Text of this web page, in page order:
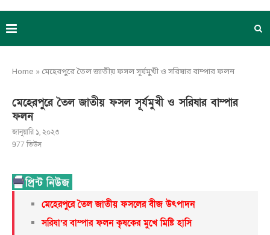
Home » মেহেরপুরে তৈল জাতীয় ফসল সূর্যমুখী ও সরিষার বাম্পার ফলন
মেহেরপুরে তৈল জাতীয় ফসল সূর্যমুখী ও সরিষার বাম্পার
ফলন
জানুয়ারি ১, ২০২৩
977ভিউস
মেহেরপুরে তৈল জাতীয় ফসলের বীজ উৎপাদন
সরিষা’র বাম্পার ফলন কৃষকের মুখে মিষ্টি হাসি